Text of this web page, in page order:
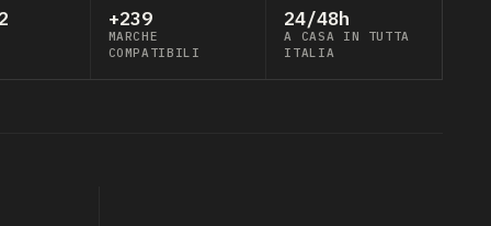
+239
MARCHE
COMPATIBILI
24/48h
A CASA IN TUTTA
ITALIA